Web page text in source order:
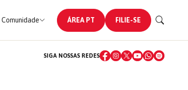
Comunidade ÁREA PT FILIE-SE
SIGA NOSSAS REDES